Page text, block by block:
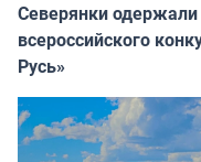
Северянки одержали
всероссийского
Русь»